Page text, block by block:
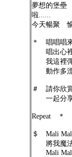
夢想的堡
啦......
今天暢聚
＊ 唱唱唱
唱出心
我這裡彈
動作多
＃ 請你欣
一起分享
Repeat ＊
＄ Mali
將我魔法
Mali Mali